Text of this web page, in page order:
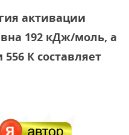
активации
192 кДж/моль, а
К составляет